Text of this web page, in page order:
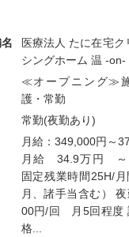
医療法人 たに在宅ク
シングホーム 温 -on-
≪オープニング≫
護・常勤
常勤(夜勤あり)
月給：349,000円～
月給 34.9万円 ～
固定残業時間25H/
月、諸手当含む）
00円/回 月5回程
格...